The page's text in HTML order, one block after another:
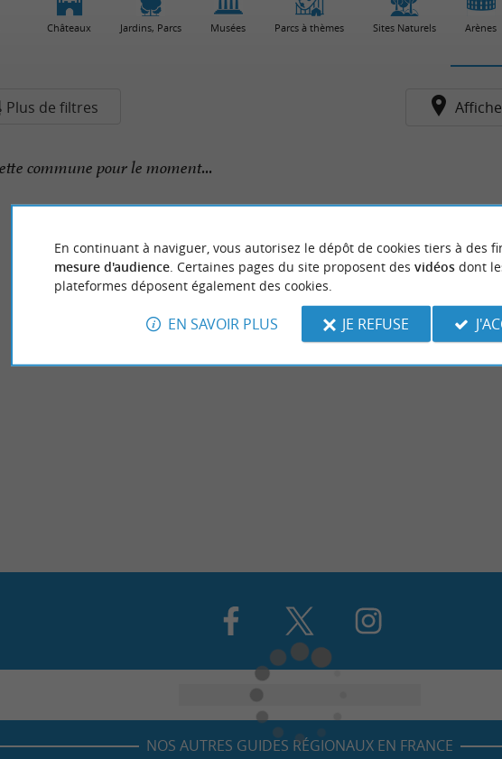
Châteaux Jardins, Parcs Musées Parcs à thèmes Sites Naturels Arènes
Plus de filtres
commune pour le moment...
NOS AUTRES GUIDES RÉGIONAUX EN FRANCE
En continuant à naviguer, vous autorisez le dépôt de cookies tiers à des
mesure d'audience. Certaines pages du site proposent des vidéosdont
plateformes déposent également des cookies.
EN SAVOIR PLUS JE REFUSE